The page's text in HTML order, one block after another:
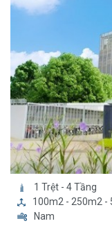
1 Trệt - 4 Tầng
100m2 - 250m2 -
Nam